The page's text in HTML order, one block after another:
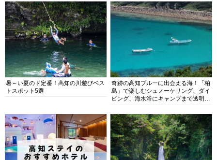
暑～い夏のド定番！高知の川遊びベス
トスポット5選
奇跡の高知ブルーに出会える海！「柏
島」で楽しむシュノーケリング、ダイ
ビング、海水浴にキャンプまで透明度